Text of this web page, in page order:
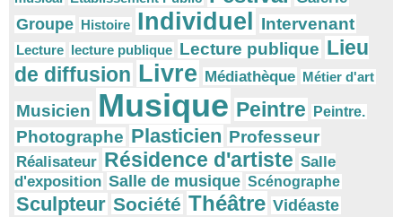
Groupe Histoire Individuel Intervenant
Lecture lecture publique Lecture publique Lieu
de diffusion Livre Médiathèque Métier d'art
Musicien Musique Peintre Peintre.
Photographe Plasticien Professeur
Réalisateur Résidence d'artiste Salle
d'exposition Salle de musique Scénographe
Sculpteur Société Théâtre Vidéaste